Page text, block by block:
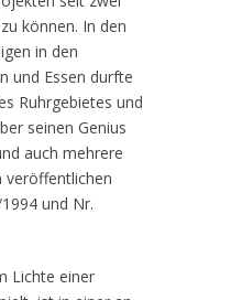
können. In den
in den
und Essen durfte
Ruhrgebietes und
seinen Genius
auch mehrere
veröffentlichen
und Nr.
Lichte einer